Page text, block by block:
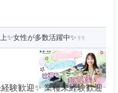
✨女性が多数活躍中✨
験歓迎✨ 業種未経験歓迎